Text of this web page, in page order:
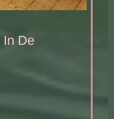
In De